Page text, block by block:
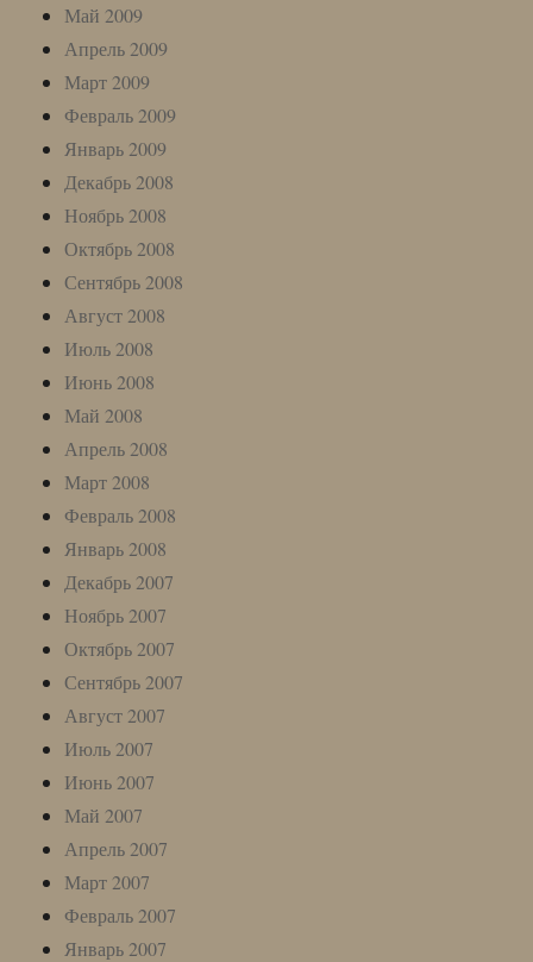
Май 2009
Апрель 2009
Март 2009
Февраль 2009
Январь 2009
Декабрь 2008
Ноябрь 2008
Октябрь 2008
Сентябрь 2008
Август 2008
Июль 2008
Июнь 2008
Май 2008
Апрель 2008
Март 2008
Февраль 2008
Январь 2008
Декабрь 2007
Ноябрь 2007
Октябрь 2007
Сентябрь 2007
Август 2007
Июль 2007
Июнь 2007
Май 2007
Апрель 2007
Март 2007
Февраль 2007
Январь 2007